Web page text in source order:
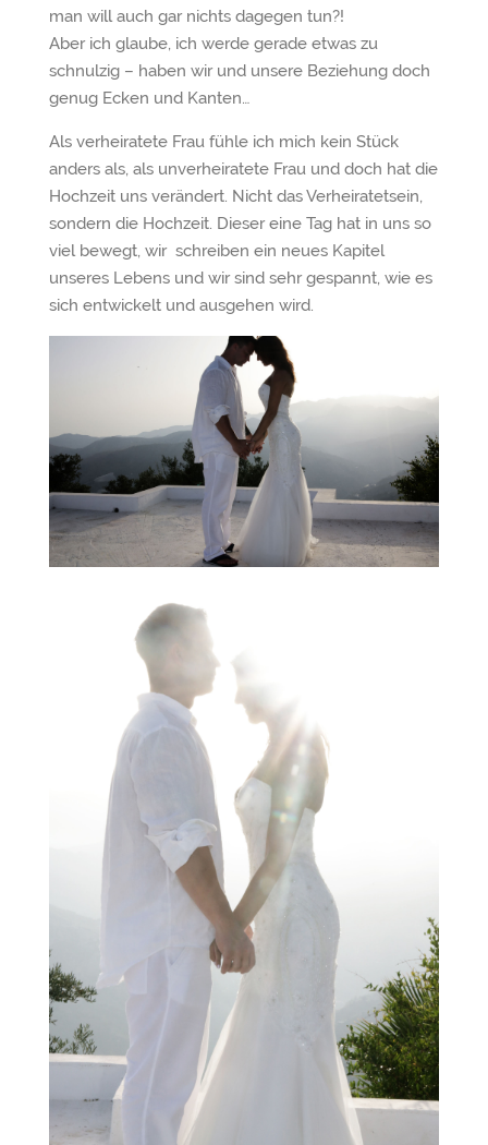
man will auch gar nichts dagegen tun?!
Aber ich glaube, ich werde gerade etwas zu
schnulzig – haben wir und unsere Beziehung doch
genug Ecken und Kanten…
Als verheiratete Frau fühle ich mich kein Stück
anders als, als unverheiratete Frau und doch hat die
Hochzeit uns verändert. Nicht das Verheiratetsein,
sondern die Hochzeit. Dieser eine Tag hat in uns so
viel bewegt, wir schreiben ein neues Kapitel
unseres Lebens und wir sind sehr gespannt, wie es
sich entwickelt und ausgehen wird.